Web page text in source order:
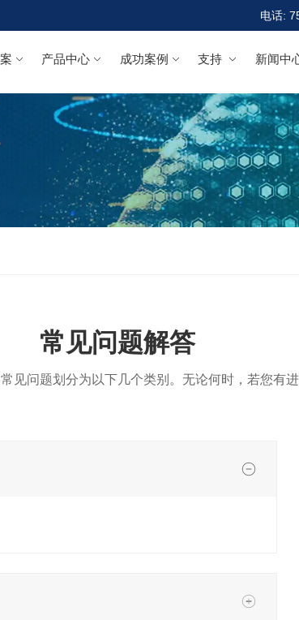
电话:
产品中心 成功案例 支持 新闻中
常见问题解答
见问题划分为以下几个类别。无论何时，若您有